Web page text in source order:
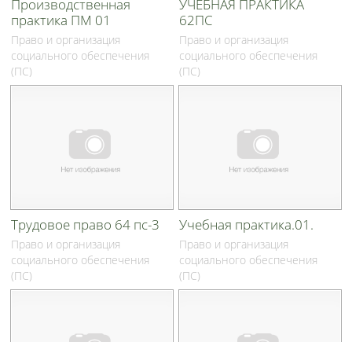
Производственная
практика ПМ 01
Право и организация
социального обеспечения
(ПС)
УЧЕБНАЯ ПРАКТИКА
62ПС
Право и организация
социального обеспечения
(ПС)
Трудовое право 64 пс-3
Право и организация
социального обеспечения
(ПС)
Учебная практика.01.
Право и организация
социального обеспечения
(ПС)